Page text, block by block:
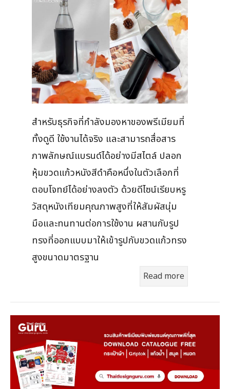
สำหรับธุรกิจที่กำลังมองหาของพรีเมียมที่
ทั้งดูดี ใช้งานได้จริง และสามารถสื่อสาร
ภาพลักษณ์แบรนด์ได้อย่างมีสไตล์ ปลอก
หุ้มขวดแก้วหนังสีดำคือหนึ่งในตัวเลือกที่
ตอบโจทย์ได้อย่างลงตัว ด้วยดีไซน์เรียบหรู
วัสดุหนังเทียมคุณภาพสูงที่ให้สัมผัสนุ่ม
มือและทนทานต่อการใช้งาน ผสานกับรูป
ทรงที่ออกแบบมาให้เข้ารูปกับขวดแก้วทรง
สูงขนาดมาตรฐาน
Read more